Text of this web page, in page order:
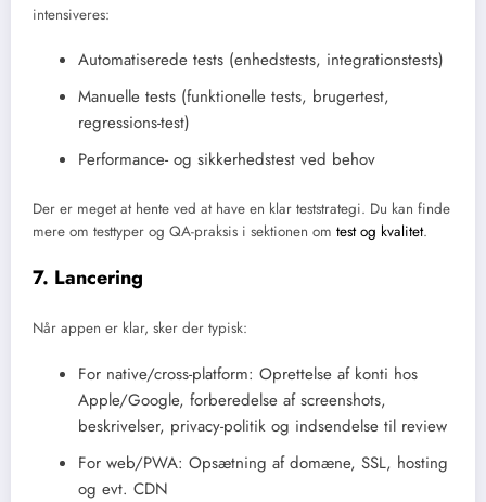
intensiveres:
Automatiserede tests (enhedstests, integrationstests)
Manuelle tests (funktionelle tests, brugertest,
regressions-test)
Performance- og sikkerhedstest ved behov
Der er meget at hente ved at have en klar teststrategi. Du kan finde
mere om testtyper og QA-praksis i sektionen om test og kvalitet.
7. Lancering
Når appen er klar, sker der typisk:
For native/cross-platform: Oprettelse af konti hos
Apple/Google, forberedelse af screenshots,
beskrivelser, privacy-politik og indsendelse til review
For web/PWA: Opsætning af domæne, SSL, hosting
og evt. CDN